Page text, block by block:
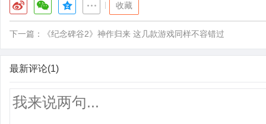
收藏
下一篇： 《纪念碑谷2》神作归来 这几款游戏同样不容错过
最新评论(1)